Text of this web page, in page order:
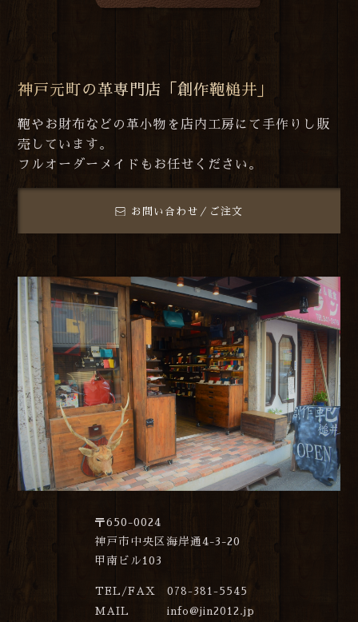
神戸元町の革専門店「創作鞄槌井」
鞄やお財布などの革小物を店内工房にて手作りし販
売しています。
フルオーダーメイドもお任せください。
お問い合わせ／ご注文
〒650-0024
神戸市中央区海岸通4-3-20
甲南ビル103
TEL/FAX
078-381-5545
MAIL
info@jin2012.jp